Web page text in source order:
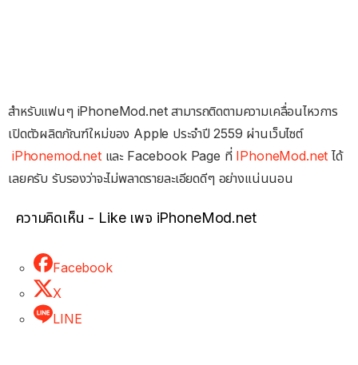
สำหรับแฟนๆ iPhoneMod.net สามารถติดตามความเคลื่อนไหวการ
เปิดตัวผลิตภัณฑ์ใหม่ของ Apple ประจำปี 2559 ผ่านเว็บไซต์
iPhonemod.netและ Facebook Page ที่ IPhoneMod.net ได้
เลยครับ รับรองว่าจะไม่พลาดรายละเอียดดีๆ อย่างแน่นนอน
ความคิดเห็น - Like เพจ iPhoneMod.net
Facebook
X
LINE